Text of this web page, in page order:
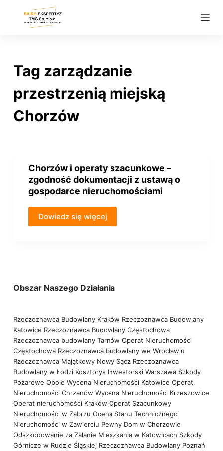
d
o
Tag zarządzanie
przestrzenią miejską
Chorzów
Chorzów i operaty szacunkowe –
zgodność dokumentacji z ustawą o
gospodarce nieruchomościami
Dowiedz się więcej
Obszar Naszego Działania
Rzeczoznawca Budowlany Kraków Rzeczoznawca Budowlany
Katowice Rzeczoznawca Budowlany Częstochowa
Rzeczoznawca budowlany Tarnów Operat Nieruchomości
Częstochowa Rzeczoznawca budowlany we Wrocławiu
Rzeczoznawca Majątkowy Nowy Sącz Rzeczoznawca
Budowlany w Łodzi Kosztorys Inwestorski Warszawa Szkody
Pożarowe Opole Wycena Nieruchomości Katowice Operat
Nieruchomości Chrzanów Wycena Nieruchomości Krzeszowice
Operat nieruchomości Kraków Operat Szacunkowy
Nieruchomości w Zabrzu Ocena Stanu Technicznego
Nieruchomości w Zawierciu Pewny Dom w Chorzowie
Odszkodowanie za Zalanie Mieszkania w Katowicach Szkody
Górnicze w Rudzie Śląskiej Rzeczoznawca Budowlany Poznań